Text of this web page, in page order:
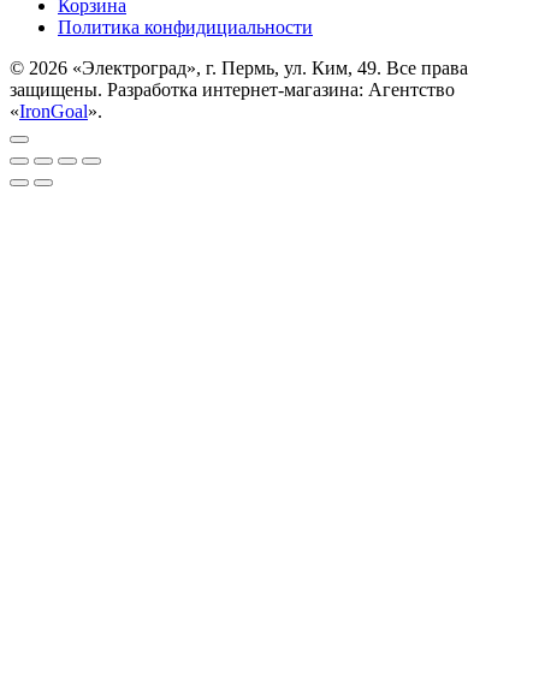
Корзина
Политика конфидициальности
© 2026 «Электроград», г. Пермь, ул. Ким, 49. Все права
защищены. Разработка интернет-магазина: Агентство
«IronGoal».